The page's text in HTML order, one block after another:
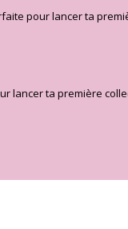
pour lancer ta
lancer ta première